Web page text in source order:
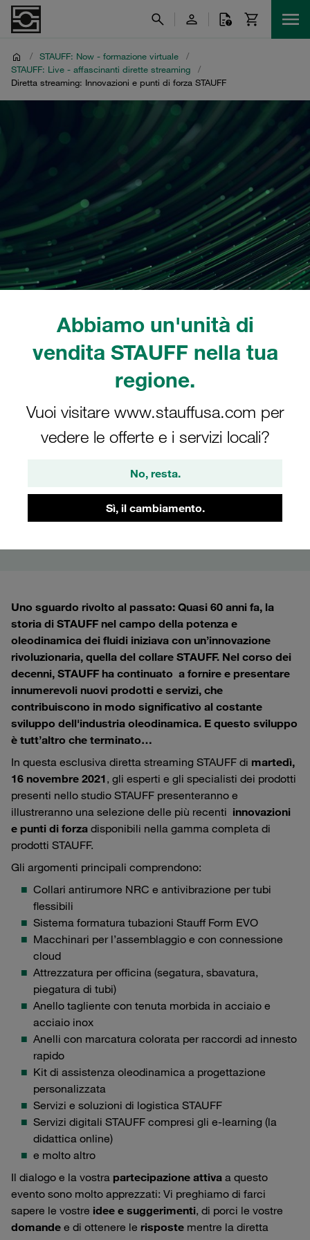
Abbiamo un'unità di
vendita STAUFF nella tua
regione.
Vuoi visitare www.stauffusa.com per
vedere le offerte e i servizi locali?
No, resta.
Sì, il cambiamento.
/ STAUFF: Now - formazione virtuale
/
STAUFF: Live - affascinanti dirette streaming
/
Diretta streaming: Innovazioni e punti di forza STAUFF
Diretta streaming:
Innovazioni e punti di
forza STAUFF
Nuovi, innovativi prodotti e servizi di STAUFF
sicurezza e le prestazioni di macchinari e sistemi
oleodinamici mobili e industriali e di aumentare
l’efficienza e la produttività
Uno sguardo rivolto al passato: Quasi 60 anni fa, la
storia di STAUFF nel campo della potenza e
oleodinamica dei fluidi iniziava con un’innovazione
rivoluzionaria, quella del collare STAUFF. Nel corso dei
decenni, STAUFF ha continuato a fornire e presentare
innumerevoli nuovi prodotti e servizi, che
contribuiscono in modo significativo al costante
sviluppo dell'industria oleodinamica. E questo sviluppo
è tutt’altro che terminato…
In questa esclusiva diretta streaming STAUFF di martedì,
16 novembre 2021, gli esperti e gli specialisti dei prodotti
presenti nello studio STAUFF presenteranno e
illustreranno una selezione delle più recenti innovazioni
e punti di forza disponibili nella gamma completa di
prodotti STAUFF.
Gli argomenti principali comprendono:
Collari antirumore NRC e antivibrazione per tubi
flessibili
Sistema formatura tubazioni Stauff Form EVO
Macchinari per l’assemblaggio e con connessione
cloud
Attrezzatura per officina (segatura, sbavatura,
piegatura di tubi)
Anello tagliente con tenuta morbida in acciaio e
acciaio inox
Anelli con marcatura colorata per raccordi ad innesto
rapido
Kit di assistenza oleodinamica a progettazione
personalizzata
Servizi e soluzioni di logistica STAUFF
Servizi digitali STAUFF compresi gli e-learning (la
didattica online)
e molto altro
Il dialogo e la vostra partecipazione attiva a questo
evento sono molto apprezzati: Vi preghiamo di farci
sapere le vostre idee e suggerimenti, di porci le vostre
domande e di ottenere le risposte mentre la diretta